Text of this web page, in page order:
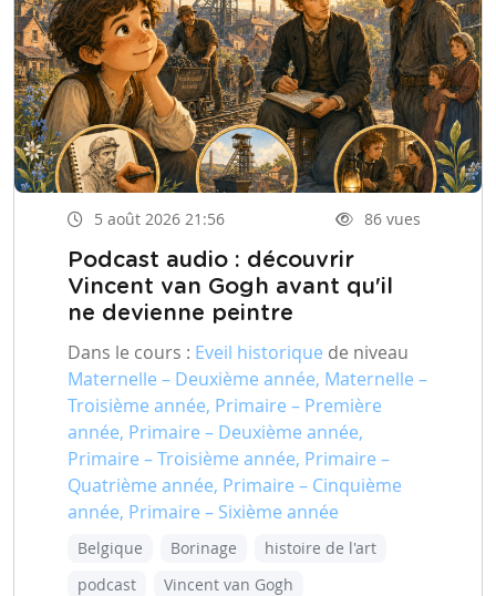
5 août 2026 21:56 86 vues
Podcast audio : découvrir
Vincent van Gogh avant qu'il
ne devienne peintre
Dans le cours : Eveil historique de niveau
Maternelle – Deuxième année, Maternelle –
Troisième année, Primaire – Première
année, Primaire – Deuxième année,
Primaire – Troisième année, Primaire –
Quatrième année, Primaire – Cinquième
année, Primaire – Sixième année
Belgique Borinage
histoire de l'art
podcast
Vincent van Gogh